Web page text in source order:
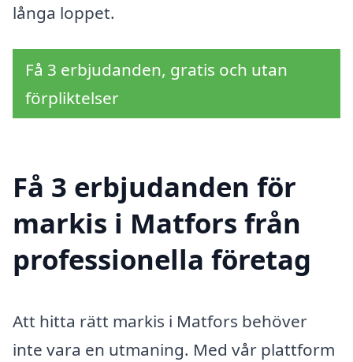
långa loppet.
Få 3 erbjudanden, gratis och utan
förpliktelser
Få 3 erbjudanden för
markis i Matfors från
professionella företag
Att hitta rätt markis i Matfors behöver
inte vara en utmaning. Med vår plattform